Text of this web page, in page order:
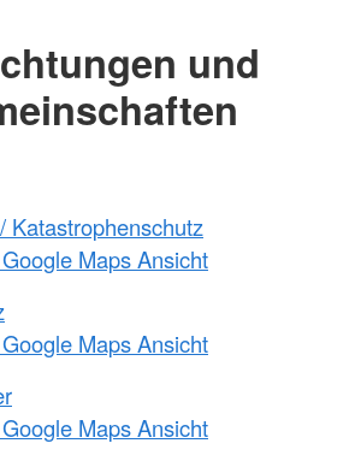
und
Katastrophenschutz
Maps Ansicht
Maps Ansicht
Maps Ansicht